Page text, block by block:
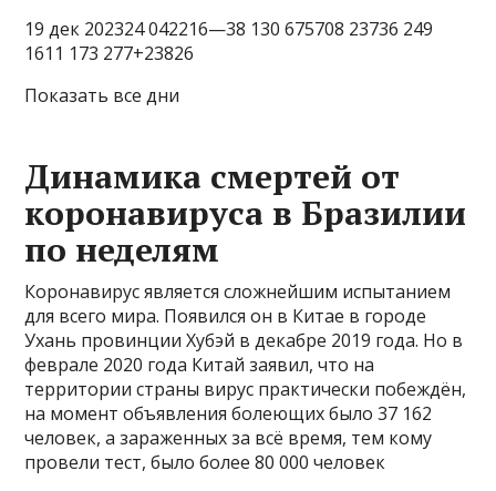
19 дек 202324 042216—38 130 675708 23736 249
1611 173 277+23826
Показать все дни
Динамика смертей от
коронавируса в Бразилии
по неделям
Коронавирус является сложнейшим испытанием
для всего мира. Появился он в Китае в городе
Ухань провинции Хубэй в декабре 2019 года. Но в
феврале 2020 года Китай заявил, что на
территории страны вирус практически побеждён,
на момент объявления болеющих было 37 162
человек, а зараженных за всё время, тем кому
провели тест, было более 80 000 человек